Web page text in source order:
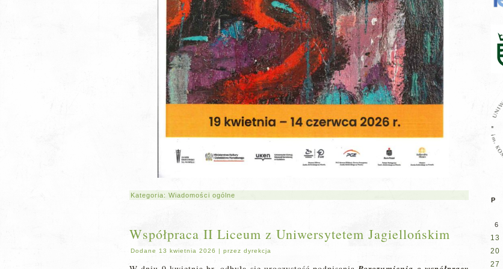
Kategoria: Wiadomości ogólne
Współpraca II Liceum z Uniwersytetem Jagiellońskim
Dodane 13 kwietnia 2026 | przez dyrekcja
P
6
13
20
27